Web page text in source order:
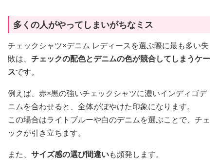
多くの人がやってしまいがちなミス
チェックシャツ×デニム レディースを選ぶ際に最も多い失
敗は、 チェックの配色とデニムの色が競合してしまうケー
スです。
例えば、赤×黒の強いチェックシャツに濃いインディゴデ
ニムを合わせると、全体がぼやけた印象になります。
この場合はライトブルーや白のデニムを選ぶことで、チェ
ックが引き立ちます。
また、 サイズ感の選び間違いも頻発します。